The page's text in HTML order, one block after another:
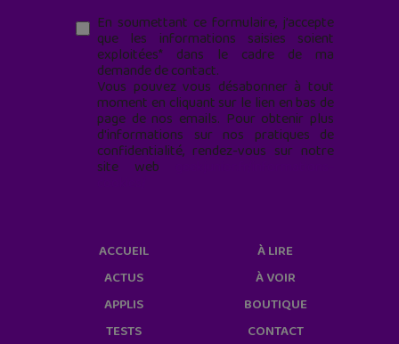
En soumettant ce formulaire, j’accepte
que les informations saisies soient
exploitées* dans le cadre de ma
demande de contact.
Vous pouvez vous désabonner à tout
moment en cliquant sur le lien en bas de
page de nos emails. Pour obtenir plus
d'informations sur nos pratiques de
confidentialité, rendez-vous sur notre
site web
ACCUEIL
ACTUS
APPLIS
TESTS
À LIRE
À VOIR
BOUTIQUE
CONTACT